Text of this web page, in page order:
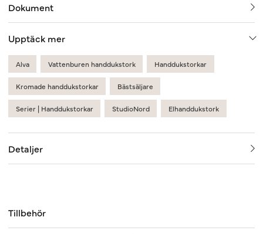
Dokument
Upptäck mer
Alva Vattenburen handdukstork Handdukstorkar
Kromade handdukstorkar Bästsäljare
Serier | Handdukstorkar StudioNord Elhanddukstork
Detaljer
Tillbehör